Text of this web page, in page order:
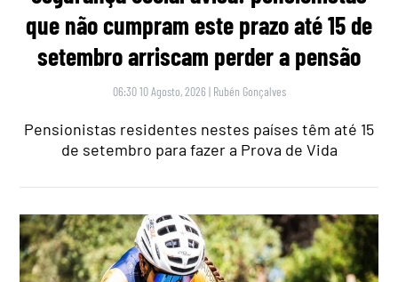
que não cumpram este prazo até 15 de
setembro arriscam perder a pensão
06:30 10 Agosto, 2026 | Rubén Gonçalves
Pensionistas residentes nestes países têm até 15
de setembro para fazer a Prova de Vida